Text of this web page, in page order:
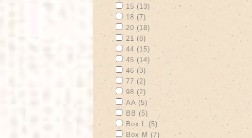
Apply 15 filter
15 (13) Apply 15 filter
Apply 18 filter
18 (7)
Apply 20 filter
20 (18) Apply 20 filter
Apply 21 filter
21 (8) Apply 21 filter
Apply 44 filter
44 (15) Apply 44 filter
Apply 45 filter
45 (14) Apply 45 filter
Apply 46 filter
46 (3)
Apply 77 filter
77 (2) Apply 77 filter
Apply 98 filter
98 (2)
Apply AA filter
AA (5) Apply AA filter
Apply BB filter
BB (5) Apply BB filter
Apply Box L filter
Box L (5)
Apply Box M filter
Box M (7) Apply Box M filter